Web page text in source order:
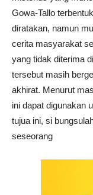
Gowa-Tallo
diratakan, namun
cerita masyarakat
yang tidak diterima
tersebut masih
akhirat. Menurut
ini dapat digunakan
tujua ini, si
seseorang